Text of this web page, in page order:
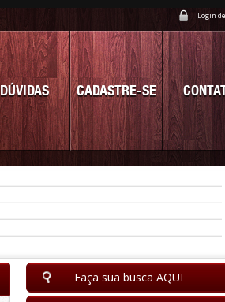
Login
CADASTRE-SE
DÚVIDAS
Faça sua busca AQUI